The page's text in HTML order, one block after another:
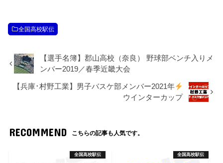
全国高校駅伝
【選手名簿】郡山高校（奈良） 野球部ベンチ入りメ
ンバー2019／春季近畿大会
【兵庫･村野工業】男子バスケ部メンバー2021年
ウインターカップ
RECOMMEND こちらの記事も人気です。
全国高校駅伝 全国高校駅伝